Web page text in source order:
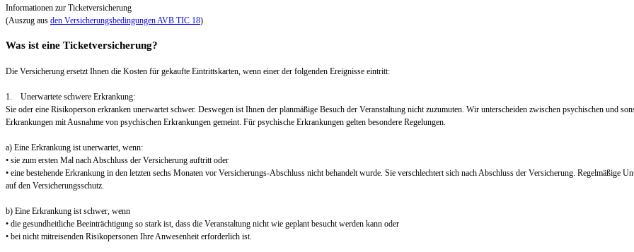
Informationen zur Ticketversicherung
(Auszug aus den Versicherungsbedingungen AVB TIC 18)
Was ist eine Ticketversicherung?
Die Versicherung ersetzt Ihnen die Kosten für gekaufte Eintrittskarten, wenn einer der folgenden Ereignisse eintritt:
1. Unerwartete schwere Erkrankung:
Sie oder eine Risikoperson erkranken unerwartet schwer. Deswegen ist Ihnen der planmäßige Besuch der Veranstaltung nicht zuzumuten. Wir unterscheiden zwischen psychischen und
Erkrankungen mit Ausnahme von psychischen Erkrankungen gemeint. Für psychische Erkrankungen gelten besondere Regelungen.
a) Eine Erkrankung ist unerwartet, wenn:
• sie zum ersten Mal nach Abschluss der Versicherung auftritt oder
• eine bestehende Erkrankung in den letzten sechs Monaten vor Versicherungs-Abschluss nicht behandelt wurde. Sie verschlechtert sich nach Abschluss der Versicherung. Regelmäßige
auf den Versicherungsschutz.
b) Eine Erkrankung ist schwer, wenn
• die gesundheitliche Beeinträchtigung so stark ist, dass die Veranstaltung nicht wie geplant besucht werden kann oder
• bei nicht mitreisenden Risikopersonen Ihre Anwesenheit erforderlich ist.